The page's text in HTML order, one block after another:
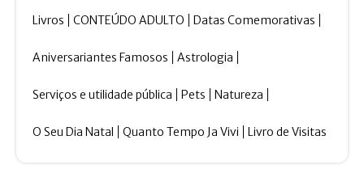
Livros CONTEÚDO ADULTO Datas Comemorativas
Aniversariantes Famosos Astrologia
Serviços e utilidade pública Pets Natureza
O Seu Dia Natal Quanto Tempo Ja Vivi Livro de Visitas